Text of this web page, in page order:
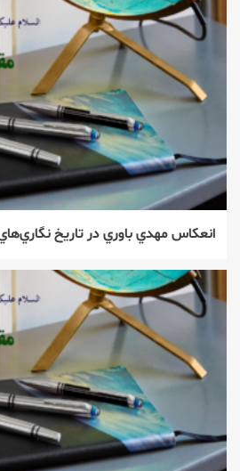
انعكاس مهدي باوري در تاريخ